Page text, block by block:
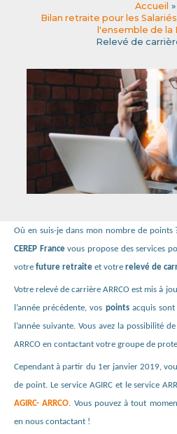
Accueil
Bilan retraite pour les
l'ensemble de la
Relevé de
Où en suis-je dans mon nombre de points
CEREP Francevous propose des services
votre future retraite et votre relevé de
Votre relevé de carrière ARRCO est mis à
l’année précédente, vos pointsacquis sont
l’année suivante. Vous avez la possibilité
ARRCO en contactant votre groupe de
Cependant à partir du 1er janvier 2019,
de point. Le service AGIRC et le service
AGIRC- ARRCO. Vous pouvez à tout
en nous contactant !